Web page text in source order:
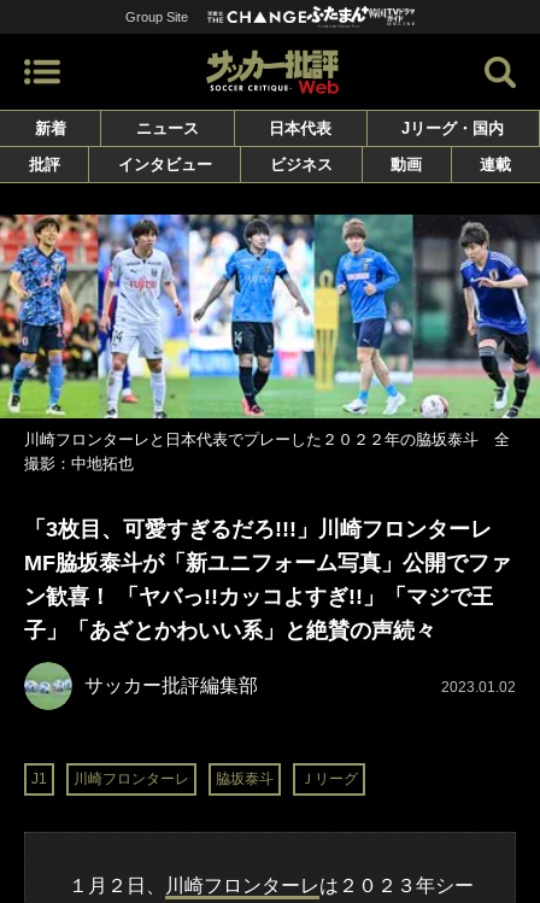
Group Site
新着 ニュース 日本代表
Jリーグ・国内
批評
インタビュー ビジネス 動画 連載
川崎フロンターレと日本代表でプレーした２０２２年の脇坂泰斗 全
撮影：中地拓也
「3枚目、可愛すぎるだろ!!!」川崎フロンターレ
MF脇坂泰斗が「新ユニフォーム写真」公開でファ
ン歓喜！ 「ヤバっ!!カッコよすぎ!!」「マジで王
子」「あざとかわいい系」と絶賛の声続々
サッカー批評編集部 2023.01.02
J1 川崎フロンターレ 脇坂泰斗 Ｊリーグ
１月２日、 川崎フロンターレは２０２３年シー